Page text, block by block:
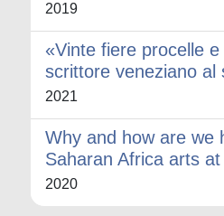
2019
«Vinte fiere procelle
scrittore veneziano al
2021
Why and how are we
Saharan Africa arts
2020